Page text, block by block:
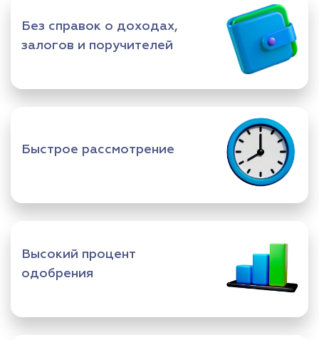
Без справок о доходах,
залогов и поручителей
Быстрое рассмотрение
Высокий процент
одобрения